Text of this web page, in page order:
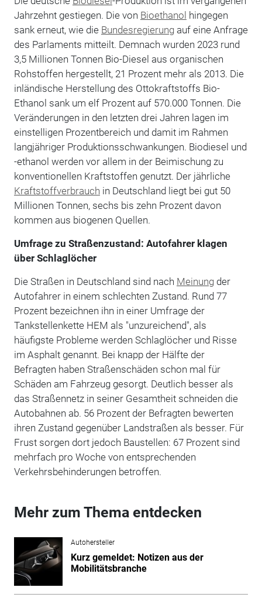
Jahrzehnt gestiegen. Die von Bioethanol hingegen
sank erneut, wie die Bundesregierungauf eine Anfrage
des Parlaments mitteilt. Demnach wurden 2023 rund
3,5 Millionen Tonnen Bio-Diesel aus organischen
Rohstoffen hergestellt, 21 Prozent mehr als 2013. Die
inländische Herstellung des Ottokraftstoffs Bio-
Ethanol sank um elf Prozent auf 570.000 Tonnen. Die
Veränderungen in den letzten drei Jahren lagen im
einstelligen Prozentbereich und damit im Rahmen
langjähriger Produktionsschwankungen. Biodiesel und
-ethanol werden vor allem in der Beimischung zu
konventionellen Kraftstoffen genutzt. Der jährliche
Kraftstoffverbrauch in Deutschland liegt bei gut 50
Millionen Tonnen, sechs bis zehn Prozent davon
kommen aus biogenen Quellen.
Umfrage zu Straßenzustand: Autofahrer klagen
über Schlaglöcher
Die Straßen in Deutschland sind nach Meinungder
Autofahrer in einem schlechten Zustand. Rund 77
Prozent bezeichnen ihn in einer Umfrage der
Tankstellenkette HEM als "unzureichend", als
häufigste Probleme werden Schlaglöcher und Risse
im Asphalt genannt. Bei knapp der Hälfte der
Befragten haben Straßenschäden schon mal für
Schäden am Fahrzeug gesorgt. Deutlich besser als
das Straßennetz in seiner Gesamtheit schneiden die
Autobahnen ab. 56 Prozent der Befragten bewerten
ihren Zustand gegenüber Landstraßen als besser. Für
Frust sorgen dort jedoch Baustellen: 67 Prozent sind
mehrfach pro Woche von entsprechenden
Verkehrsbehinderungen betroffen.
Mehr zum Thema entdecken
Autohersteller
Kurz gemeldet: Notizen aus der
Mobilitätsbranche